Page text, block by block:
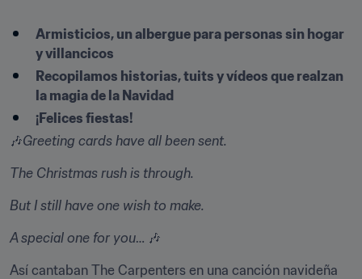
Armisticios, un albergue para personas sin hogar
y villancicos
Recopilamos historias, tuits y vídeos que realzan
la magia de la Navidad
¡Felices fiestas!
🎶Greeting cards have all been sent.
The Christmas rush is through.
But I still have one wish to make.
A special one for you… 🎶
Así cantaban The Carpenters en una canción navideña